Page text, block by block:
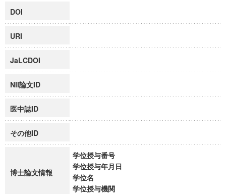
DOI
URI
JaLCDOI
NII論文ID
医中誌ID
その他ID
博士論文情報
学位授与番号
学位授与年月日
学位名
学位授与機関